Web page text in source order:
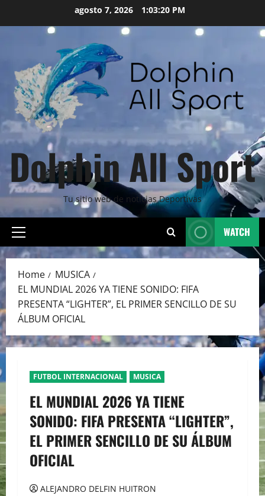
agosto 7, 2026 1:03:22 PM
Dolphin All Sport
Tu sitio web de noticias Deportivas
Primary
Menu
WATCH
Home
MUSICA
EL MUNDIAL 2026 YA TIENE SONIDO: FIFA
PRESENTA “LIGHTER”, EL PRIMER SENCILLO DE SU
ÁLBUM OFICIAL
FUTBOL INTERNACIONAL MUSICA
EL MUNDIAL 2026 YA TIENE
SONIDO: FIFA PRESENTA “LIGHTER”,
EL PRIMER SENCILLO DE SU ÁLBUM
OFICIAL
ALEJANDRO DELFIN HUITRON